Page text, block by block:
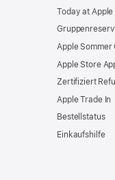
Today at Apple
Apple Sommer
Apple Store
Zertifiziert
Apple Trade In
Bestellstatus
Einkaufshilfe